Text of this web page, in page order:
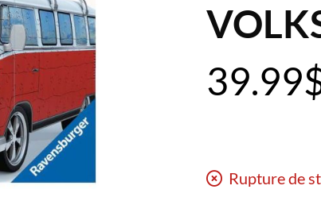
39.99
Rupture de